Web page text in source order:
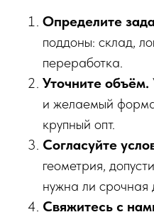
Определите
поддоны: склад,
переработка.
Уточните объём.
и желаемый
крупный опт.
Согласуйте
геометрия,
нужна ли срочная
Свяжитесь с